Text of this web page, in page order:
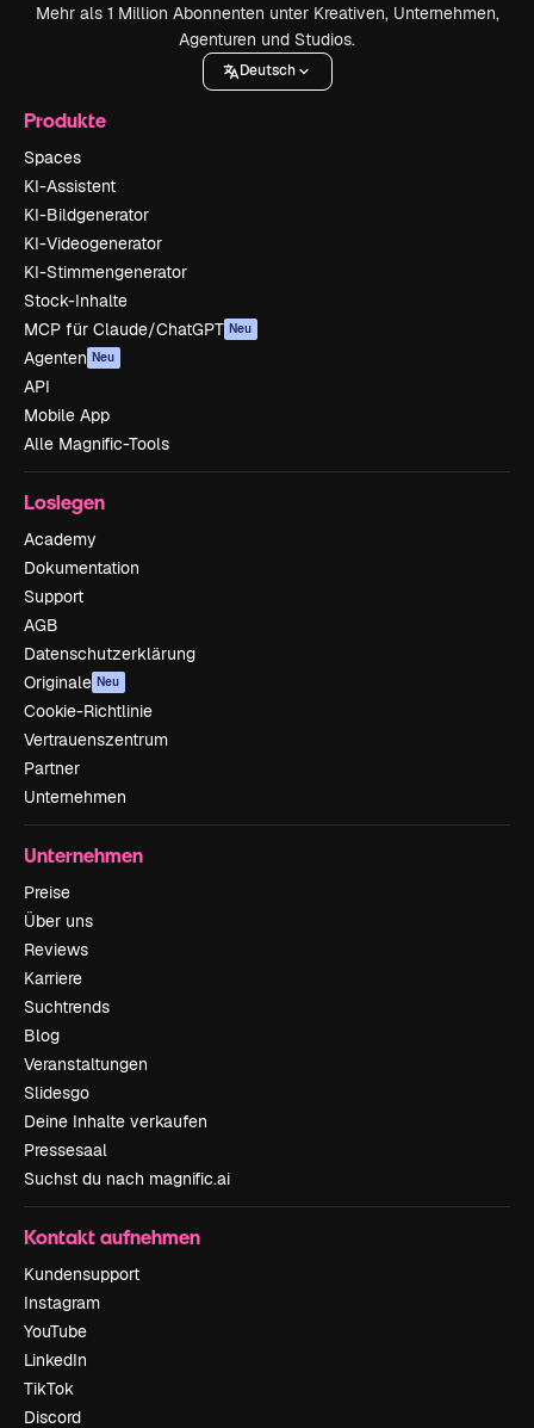
Mehr als 1 Million Abonnenten unter Kreativen, Unternehmen,
Agenturen und Studios.
Deutsch
Produkte
Spaces
KI-Assistent
KI-Bildgenerator
KI-Videogenerator
KI-Stimmengenerator
Stock-Inhalte
MCP für Claude/ChatGPT Neu
Agenten Neu
API
Mobile App
Alle Magnific-Tools
Loslegen
Academy
Dokumentation
Support
AGB
Datenschutzerklärung
Originale Neu
Cookie-Richtlinie
Vertrauenszentrum
Partner
Unternehmen
Unternehmen
Preise
Über uns
Reviews
Karriere
Suchtrends
Blog
Veranstaltungen
Slidesgo
Deine Inhalte verkaufen
Pressesaal
Suchst du nach magnific.ai
Kontakt aufnehmen
Kundensupport
Instagram
YouTube
LinkedIn
TikTok
Discord